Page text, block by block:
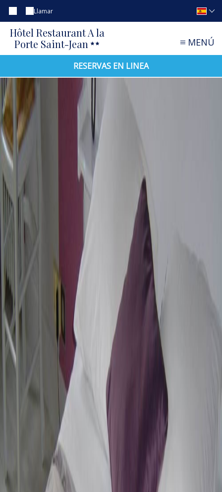
Llamar
Hôtel Restaurant A la
Porte Saint-Jean
MENÚ
RESERVAS EN LINEA